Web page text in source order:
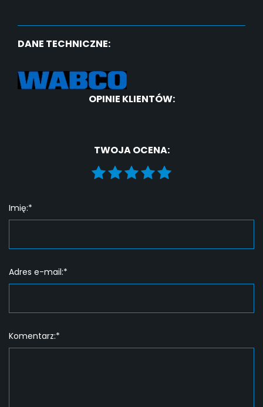
DANE TECHNICZNE:
OPINIE KLIENTÓW:
TWOJA OCENA:
Imię:*
Adres e-mail:*
Komentarz:*